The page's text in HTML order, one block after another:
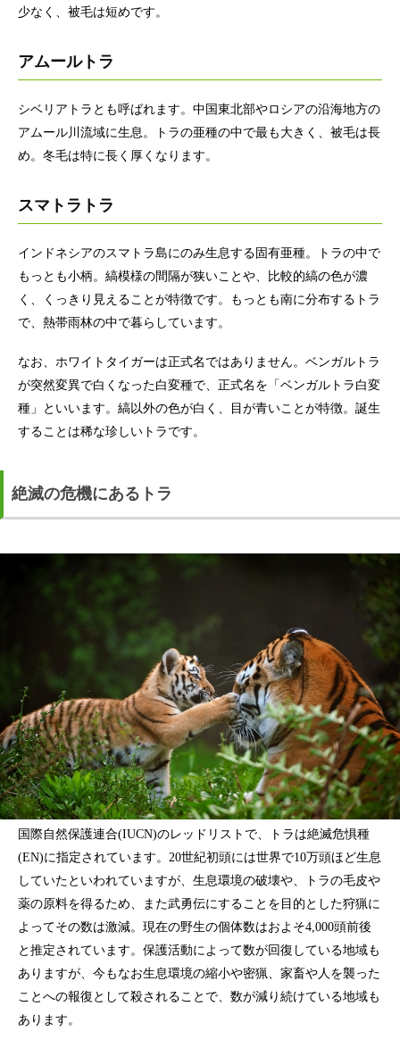
少なく、被毛は短めです。
アムールトラ
シベリアトラとも呼ばれます。中国東北部やロシアの沿海地方の
アムール川流域に生息。トラの亜種の中で最も大きく、被毛は長
め。冬毛は特に長く厚くなります。
スマトラトラ
インドネシアのスマトラ島にのみ生息する固有亜種。トラの中で
もっとも小柄。縞模様の間隔が狭いことや、比較的縞の色が濃
く、くっきり見えることが特徴です。もっとも南に分布するトラ
で、熱帯雨林の中で暮らしています。
なお、ホワイトタイガーは正式名ではありません。ベンガルトラ
が突然変異で白くなった白変種で、正式名を「ベンガルトラ白変
種」といいます。縞以外の色が白く、目が青いことが特徴。誕生
することは稀な珍しいトラです。
絶滅の危機にあるトラ
国際自然保護連合(IUCN)のレッドリストで、トラは絶滅危惧種
(EN)に指定されています。20世紀初頭には世界で10万頭ほど生息
していたといわれていますが、生息環境の破壊や、トラの毛皮や
薬の原料を得るため、また武勇伝にすることを目的とした狩猟に
よってその数は激減。現在の野生の個体数はおよそ4,000頭前後
と推定されています。保護活動によって数が回復している地域も
ありますが、今もなお生息環境の縮小や密猟、家畜や人を襲った
ことへの報復として殺されることで、数が減り続けている地域も
あります。